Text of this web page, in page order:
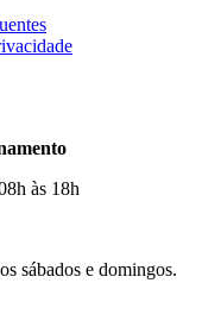
às 18h
sábados e domingos.